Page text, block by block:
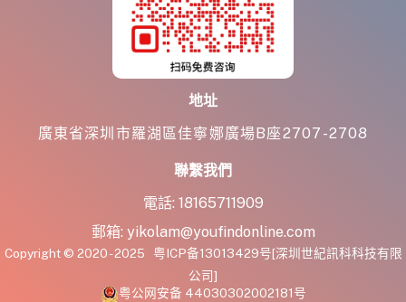
地址
廣東省深圳市羅湖區佳寧娜廣場B座2707-2708
聯繫我們
電話: 18165711909
郵箱: yikolam@youfindonline.com
Copyright © 2020 - 2025 粤ICP备13013429号[深圳世紀訊科科技有限
公司]
粤公网安备 44030302002181号